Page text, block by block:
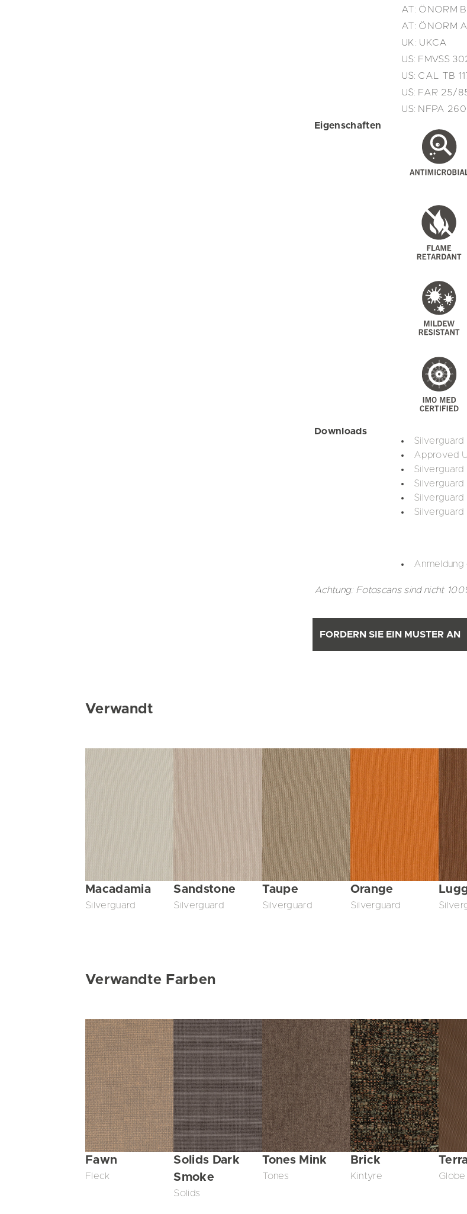
AT: ÖNORM
AT: ÖNORM
UK: UKCA
US: FMVSS
US: CAL TB
US: FAR 25/
US: NFPA 260
Eigenschaften
Downloads
Silverguard
Approved
Silverguard
Silverguard
Silverguard
Silverguard
Anmeldung
Achtung: Fotoscans sind nicht
FORDERN SIE EIN MUSTER AN
Verwandt
Macadamia
Silverguard
Sandstone
Silverguard
Taupe
Silverguard
Orange
Silverguard
Verwandte Farben
Fawn
Fleck
Solids Dark
Smoke
Solids
Tones Mink
Tones
Brick
Kintyre Globe